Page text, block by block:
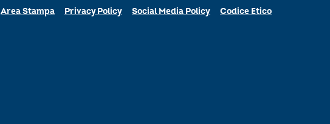
Area Stampa Privacy Policy Social Media Policy Codice Etico